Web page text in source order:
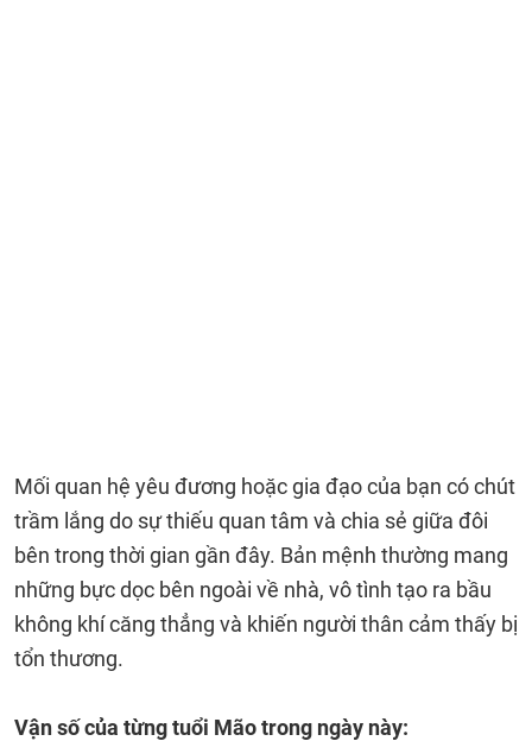
Mối quan hệ yêu đương hoặc gia đạo của bạn có chút
trầm lắng do sự thiếu quan tâm và chia sẻ giữa đôi
bên trong thời gian gần đây. Bản mệnh thường mang
những bực dọc bên ngoài về nhà, vô tình tạo ra bầu
không khí căng thẳng và khiến người thân cảm thấy bị
tổn thương.
Vận số của từng tuổi Mão trong ngày này: